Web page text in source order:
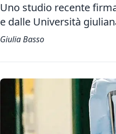
Uno studio recente
e dalle Università
Giulia Basso